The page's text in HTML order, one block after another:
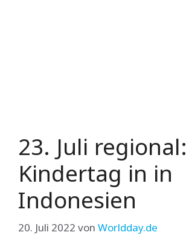
23. Juli regional:
Kindertag in in
Indonesien
20. Juli 2022 von Worldday.de